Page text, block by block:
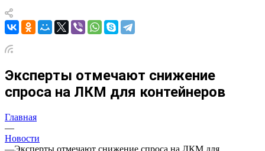
Эксперты отмечают снижение
спроса на ЛКМ для контейнеров
Главная
—
Новости
—Эксперты отмечают снижение спроса на ЛКМ для